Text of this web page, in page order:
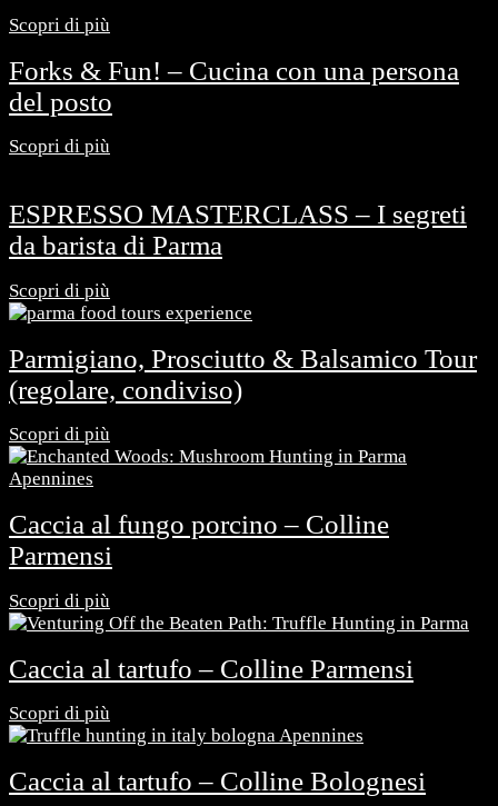
Scopri di più
Forks & Fun! – Cucina con una persona
del posto
Scopri di più
ESPRESSO MASTERCLASS – I segreti
da barista di Parma
Scopri di più
Parmigiano, Prosciutto & Balsamico Tour
(regolare, condiviso)
Scopri di più
Caccia al fungo porcino – Colline
Parmensi
Scopri di più
Caccia al tartufo – Colline Parmensi
Scopri di più
Caccia al tartufo – Colline Bolognesi